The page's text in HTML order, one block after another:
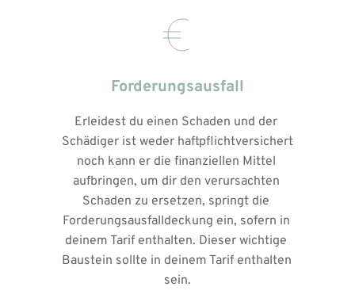
Forderungsausfall
Erleidest du einen Schaden und der
Schädiger ist weder haftpflichtversichert
noch kann er die finanziellen Mittel
aufbringen, um dir den verursachten
Schaden zu ersetzen, springt die
Forderungsausfalldeckung ein, sofern in
deinem Tarif enthalten. Dieser wichtige
Baustein sollte in deinem Tarif enthalten
sein.